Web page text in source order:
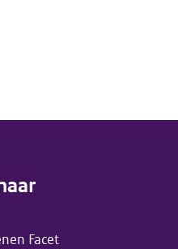
Facet